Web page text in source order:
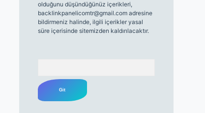
olduğunu düşündüğünüz içerikleri,
backlinkpanelicomtr@gmail.comadresine
bildirmeniz halinde, ilgili içerikler yasal
süre içerisinde sitemizden kaldırılacaktır.